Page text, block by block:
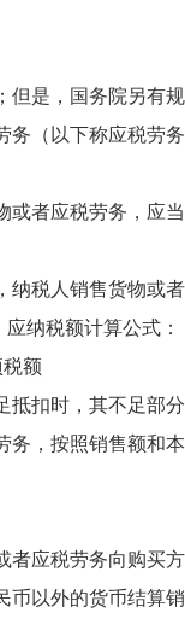
是，国务院另有规
（以下称应税劳务
应税劳务，应当
人销售货物或者
纳税额计算公式：
额
时，其不足部分
按照销售额和本
税劳务向购买方
外的货币结算销